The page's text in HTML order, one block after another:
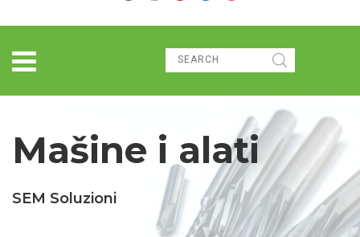
Mašine i alati
SEM Soluzioni